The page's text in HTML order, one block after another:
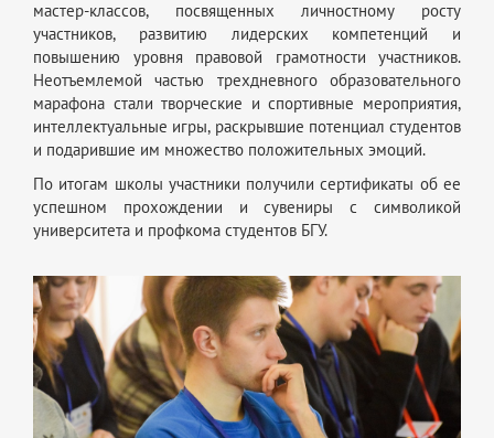
мастер-классов, посвященных личностному росту
участников, развитию лидерских компетенций и
повышению уровня правовой грамотности участников.
Неотъемлемой частью трехдневного образовательного
марафона стали творческие и спортивные мероприятия,
интеллектуальные игры, раскрывшие потенциал студентов
и подарившие им множество положительных эмоций.
По итогам школы участники получили сертификаты об ее
успешном прохождении и сувениры с символикой
университета и профкома студентов БГУ.